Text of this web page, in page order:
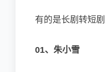
有的是长剧转短
01、朱小雪